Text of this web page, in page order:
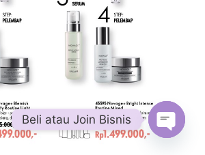
Beli atau Join Bisnis